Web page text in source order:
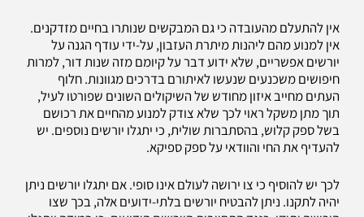
אין להתעלם מהעובדה כי גם המבקשים שנותרו בחיים מזדקנים.
אין למנוע מהם ליהנות מיתרת העזבון, על-ידי עודף הגנה על
יורשים אפשריים, שלא ידוע דבר על קיומם מזה שנות דור, למרות
חיפושים משכנעים שנעשו לאיתורם בדרכים מגוונות. חלוף
העתים מחייב איזון מחודש של השיקולים השונים שפורטו לעיל,
תוך מתן משקל ראוי לכך שלא צודק למנוע מהחיים את רכושם
בשל ספק קלוש, בהסתברות שולית, כי יתגלו יורשים נוספים. יש
להעדיף את החי והוודאי על ספק ספיקא.
לכך יש להוסיף כי צו ירושה לעולם אינו סופי. אם יתגלו יורשים ניתן
יהיה לתקנו. ניתן להבטיח יורשים בלתי-ידועים אלה, בכך שצו